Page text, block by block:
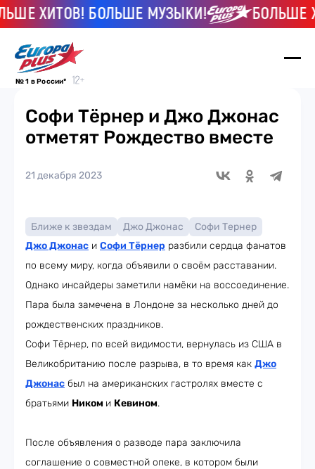
БОЛЬШЕ МУЗЫКИ! БОЛЬШЕ
№ 1 в России*
Софи Тёрнер и Джо Джонас
отметят Рождество вместе
21 декабря 2023
Ближе к звездам Джо Джонас
Софи Тернер
Джо Джонас и Софи Тёрнер разбили сердца фанатов
по всему миру, когда объявили о своём расставании.
Однако инсайдеры заметили намёки на воссоединение.
Пара была замечена в Лондоне за несколько дней до
рождественских праздников.
Софи Тёрнер, по всей видимости, вернулась из США в
Великобританию после разрыва, в то время как Джо
Джонас был на американских гастролях вместе с
братьями Ником и Кевином.
После объявления о разводе пара заключила
соглашение о совместной опеке, в котором были